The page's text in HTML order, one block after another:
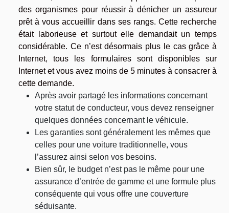
des organismes pour réussir à dénicher un assureur
prêt à vous accueillir dans ses rangs. Cette recherche
était laborieuse et surtout elle demandait un temps
considérable. Ce n’est désormais plus le cas grâce à
Internet, tous les formulaires sont disponibles sur
Internet et vous avez moins de 5 minutes à consacrer à
cette demande.
Après avoir partagé les informations concernant
votre statut de conducteur, vous devez renseigner
quelques données concernant le véhicule.
Les garanties sont généralement les mêmes que
celles pour une voiture traditionnelle, vous
l’assurez ainsi selon vos besoins.
Bien sûr, le budget n’est pas le même pour une
assurance d’entrée de gamme et une formule plus
conséquente qui vous offre une couverture
séduisante.